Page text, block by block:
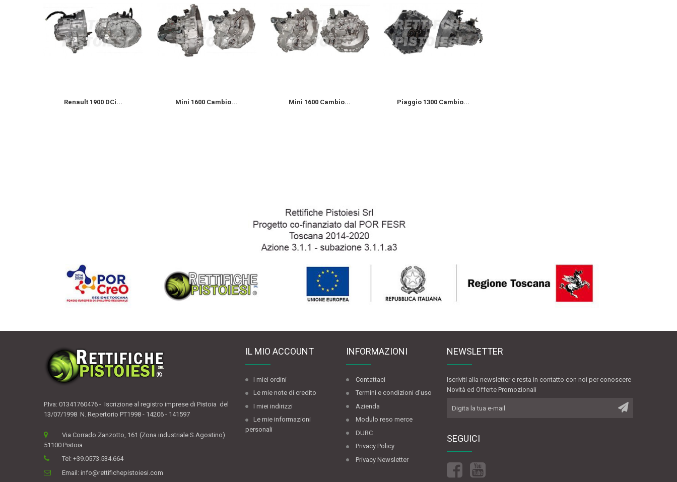
Renault 1900 DCi... Mini 1600 Cambio... Mini 1600 Cambio... Piaggio 1300 Cambio...
P.Iva: 01341760476 - Iscrizione al registro imprese di Pistoia del
13/07/1998 N. Repertorio PT1998 - 14206 - 141597
Via Corrado Zanzotto, 161 (Zona industriale S.Agostino)
51100 Pistoia
Tel: +39.0573.534.664
Email: info@rettifichepistoiesi.com
IL MIO ACCOUNT
I miei ordini
Le mie note di credito
I miei indirizzi
Le mie informazioni
personali
INFORMAZIONI
Contattaci
Termini e condizioni d'uso
Azienda
Modulo reso merce
DURC
Privacy Policy
Privacy Newsletter
NEWSLETTER
Iscriviti alla newsletter e resta in contatto con noi per conoscere
Novità ed Offerte Promozionali
SEGUICI